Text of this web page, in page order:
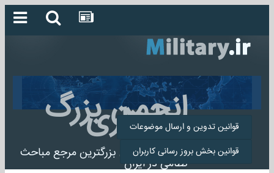
انجمن بزرگ
میلیتاری
انجمن میلیتاری بزرگترین مرجع مباحث
نظامی در ایران
قوانین تدوین و ارسال موضوعات
قوانین بخش بروز رسانی کاربران